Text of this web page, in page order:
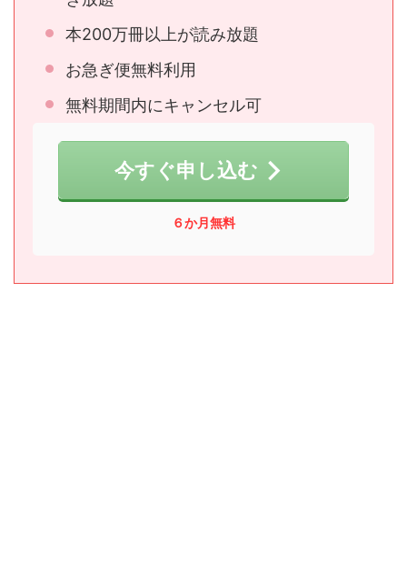
本200万冊以上が読み放題
お急ぎ便無料利用
無料期間内にキャンセル可
今すぐ申し込む
６か月無料